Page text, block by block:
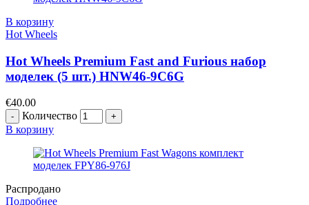
В корзину
Hot Wheels
Hot Wheels Premium Fast and Furious набор
моделек (5 шт.) HNW46-9C6G
€40.00
Количество
В корзину
Распродано
Подробнее